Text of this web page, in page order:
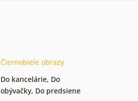
Čiernobiele obrazy
Do kancelárie, Do
obývačky, Do predsiene